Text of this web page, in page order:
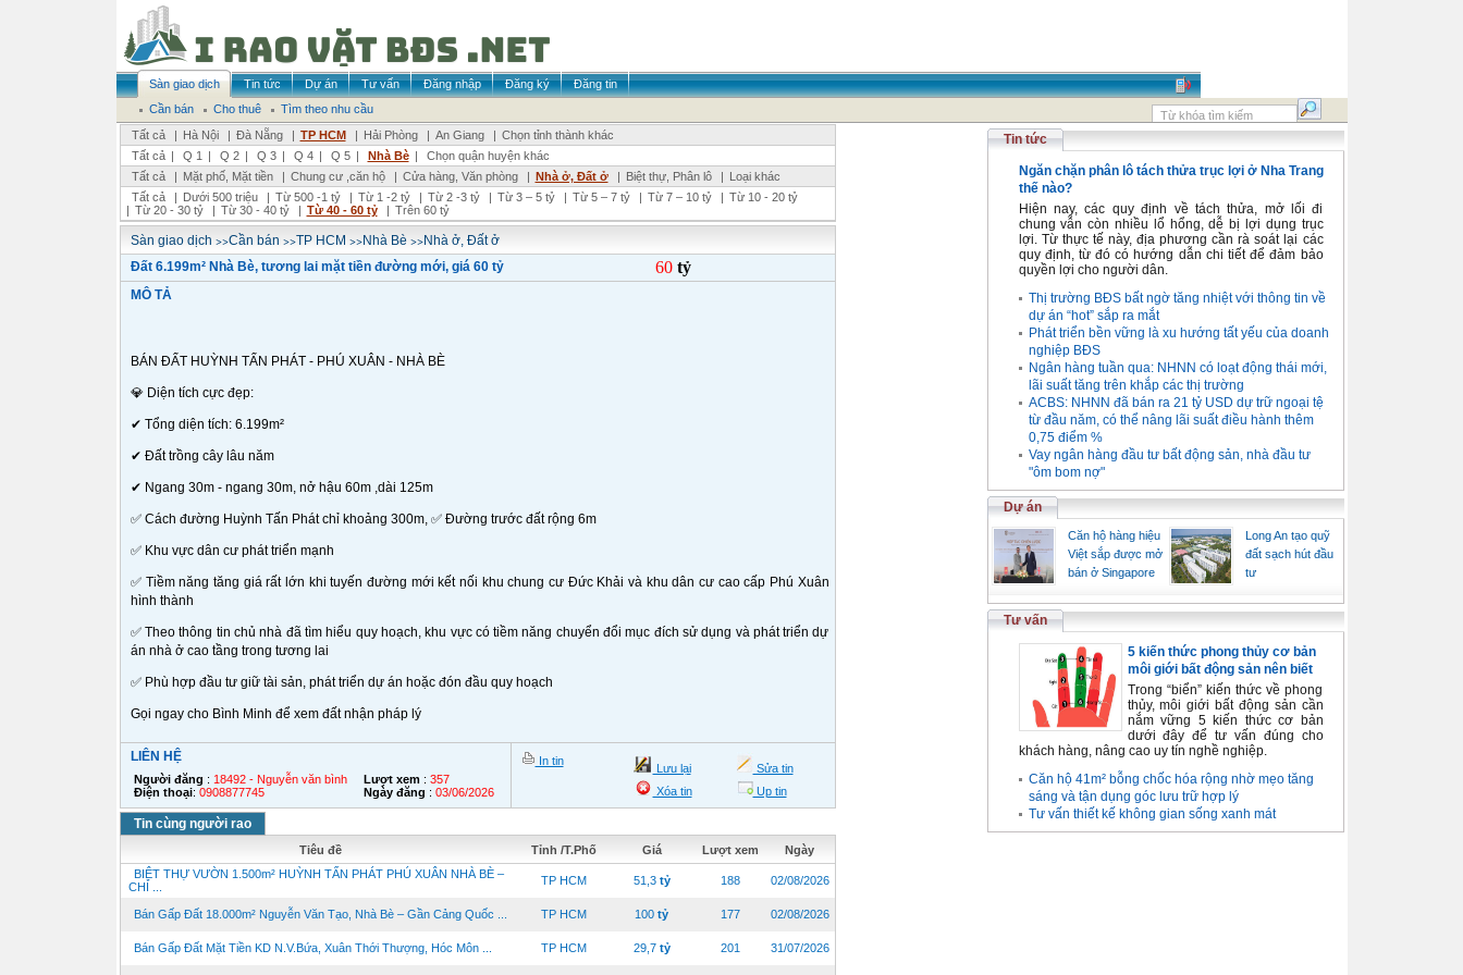
Sàn giao dịch Tin tức Dự án Tư vấn Đăng nhập Đăng ký
Đăng tin
Cần bán
Cho thuê
Tìm theo nhu cầu
Tất cả
| Hà Nội | Đà Nẵng | TP HCM | Hải Phòng | An Giang | Chọn tỉnh thành khác
Tất cả | Q 1 | Q 2 | Q 3 | Q 4 | Q 5 | Nhà Bè |
Chọn quận huyện khác
Tất cả
| Mặt phố, Mặt tiền | Chung cư ,căn hộ | Cửa hàng, Văn phòng | Nhà ở, Đất ở | Biệt thự, Phân lô | Loại khác
Tất cả
| Dưới 500 triệu | Từ 500 -1 tỷ | Từ 1 -2 tỷ | Từ 2 -3 tỷ | Từ 3 – 5 tỷ | Từ 5 – 7 tỷ | Từ 7 – 10 tỷ | Từ 10 - 20 tỷ
| Từ 20 - 30 tỷ | Từ 30 - 40 tỷ | Từ 40 - 60 tỷ | Trên 60 tỷ
Sàn giao dịch >>Cần bán >>TP HCM >>Nhà Bè>>Nhà ở, Đất ở
Đất 6.199m² Nhà Bè, tương lai mặt tiền đường mới, giá 60 tỷ
60 tỷ
MÔ TẢ
BÁN ĐẤT HUỲNH TẤN PHÁT - PHÚ XUÂN - NHÀ BÈ
💎 Diện tích cực đẹp:
✔ Tổng diện tích: 6.199m²
✔ Đất trồng cây lâu năm
✔ Ngang 30m - ngang 30m, nở hậu 60m ,dài 125m
✅ Cách đường Huỳnh Tấn Phát chỉ khoảng 300m, ✅ Đường trước đất rộng 6m
✅ Khu vực dân cư phát triển mạnh
✅ Tiềm năng tăng giá rất lớn khi tuyến đường mới kết nối khu chung cư Đức Khải và khu dân cư cao cấp Phú Xuân
hình thành
✅ Theo thông tin chủ nhà đã tìm hiểu quy hoạch, khu vực có tiềm năng chuyển đổi mục đích sử dụng và phát triển dự
án nhà ở cao tầng trong tương lai
✅ Phù hợp đầu tư giữ tài sản, phát triển dự án hoặc đón đầu quy hoạch
Gọi ngay cho Bình Minh để xem đất nhận pháp lý
LIÊN HỆ
Người đăng : 18492 - Nguyễn văn bình
Điện thoại: 0908877745
Lượt xem: 357
Ngày đăng : 03/06/2026
In tin
Lưu lại
Sửa tin
Xóa tin
Up tin
Tin cùng người rao
Tiêu đề Tỉnh /T.Phố Giá Lượt xem
Ngày
BIỆT THỰ VƯỜN 1.500m² HUỲNH TẤN PHÁT PHÚ XUÂN NHÀ BÈ –
CHỈ ...
TP HCM 51,3 tỷ 188 02/08/2026
Bán Gấp Đất 18.000m² Nguyễn Văn Tạo, Nhà Bè – Gần Cảng Quốc ... TP HCM 100 tỷ 177 02/08/2026
Bán Gấp Đất Mặt Tiền KD N.V.Bứa, Xuân Thới Thượng, Hóc Môn ... TP HCM 29,7 tỷ 201 31/07/2026
Tin tức
Ngăn chặn phân lô tách thửa trục lợi ở Nha Trang
thế nào?
Hiện nay, các quy định về tách thửa, mở lối đi
chung vẫn còn nhiều lổ hổng, dễ bị lợi dụng trục
lợi. Từ thực tế này, địa phương cần rà soát lại các
quy định, từ đó có hướng dẫn chi tiết để đảm bảo
quyền lợi cho người dân.
Thị trường BĐS bất ngờ tăng nhiệt với thông tin về
dự án “hot” sắp ra mắt
Phát triển bền vững là xu hướng tất yếu của doanh
nghiệp BĐS
Ngân hàng tuần qua: NHNN có loạt động thái mới,
lãi suất tăng trên khắp các thị trường
ACBS: NHNN đã bán ra 21 tỷ USD dự trữ ngoại tệ
từ đầu năm, có thể nâng lãi suất điều hành thêm
0,75 điểm %
Vay ngân hàng đầu tư bất động sản, nhà đầu tư
"ôm bom nợ"
Dự án
Căn hộ hàng hiệu
Việt sắp được mở
bán ở Singapore
Long An tạo quỹ
đất sạch hút đầu
tư
Tư vấn
5 kiến thức phong thủy cơ bản
môi giới bất động sản nên biết
Trong “biển” kiến thức về phong
thủy, môi giới bất động sản cần
nắm vững 5 kiến thức cơ bản
dưới đây để tư vấn đúng cho
khách hàng, nâng cao uy tín nghề nghiệp.
Căn hộ 41m² bỗng chốc hóa rộng nhờ mẹo tăng
sáng và tận dụng góc lưu trữ hợp lý
Tư vấn thiết kế không gian sống xanh mát